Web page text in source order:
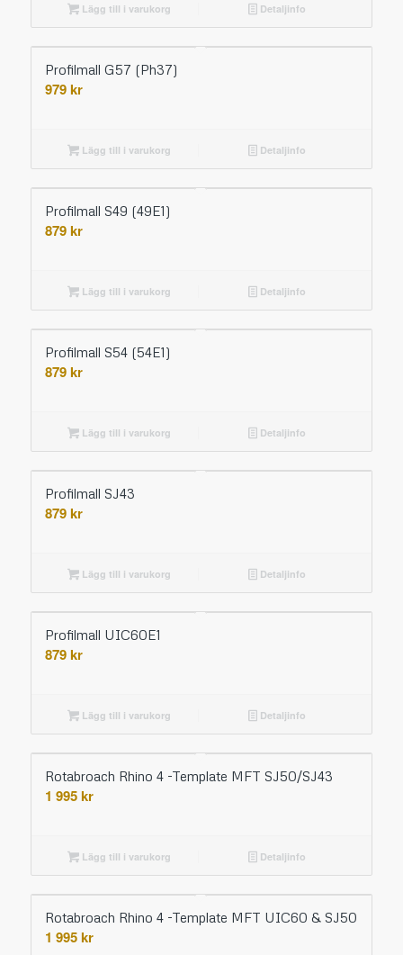
Lägg till i varukorg Detaljinfo
Profilmall G57 (Ph37)
979kr
Lägg till i varukorg Detaljinfo
Profilmall S49 (49E1)
879kr
Lägg till i varukorg Detaljinfo
Profilmall S54 (54E1)
879kr
Lägg till i varukorg Detaljinfo
Profilmall SJ43
879kr
Lägg till i varukorg Detaljinfo
Profilmall UIC60E1
879kr
Lägg till i varukorg Detaljinfo
Rotabroach Rhino 4 -Template MFT SJ50/SJ43
1 995kr
Lägg till i varukorg Detaljinfo
Rotabroach Rhino 4 -Template MFT UIC60 & SJ50
1 995kr